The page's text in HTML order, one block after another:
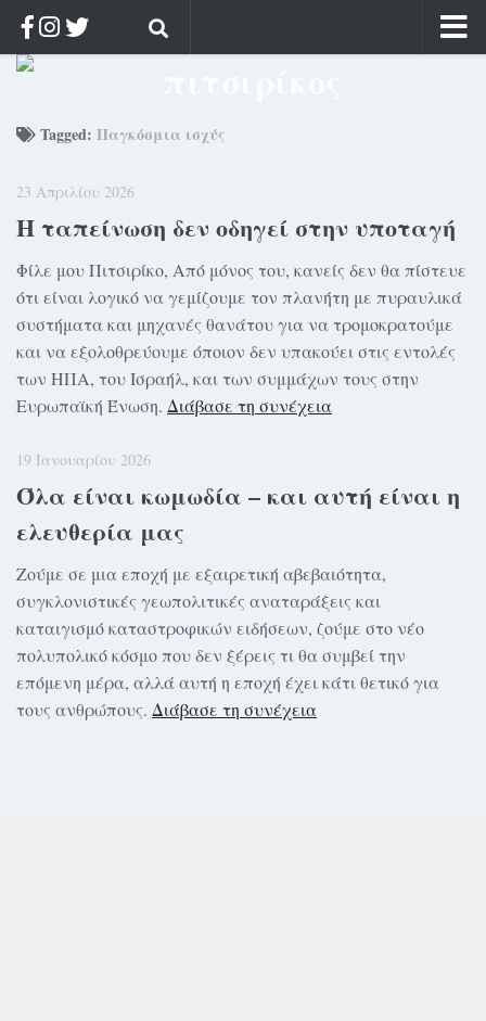
Αρχική
Κοσμαγάπητα
Ρίζα & Διάρκεια
Στοχασμοί & αποφθέγματα
Διαφήμιση
Γίνετε συνδρομητής
Μόνο για συνδρομητές
Tagged: Παγκόσμια ισχύς
23 Απριλίου 2026
Η ταπείνωση δεν οδηγεί στην υποταγή
Φίλε μου Πιτσιρίκο, Από μόνος του, κανείς δεν θα πίστευε
ότι είναι λογικό να γεμίζουμε τον πλανήτη με πυραυλικά
συστήματα και μηχανές θανάτου για να τρομοκρατούμε
και να εξολοθρεύουμε όποιον δεν υπακούει στις εντολές
των ΗΠΑ, του Ισραήλ, και των συμμάχων τους στην
Ευρωπαϊκή Ένωση. Διάβασε τη συνέχεια
19 Ιανουαρίου 2026
Όλα είναι κωμωδία – και αυτή είναι η
ελευθερία μας
Ζούμε σε μια εποχή με εξαιρετική αβεβαιότητα,
συγκλονιστικές γεωπολιτικές αναταράξεις και
καταιγισμό καταστροφικών ειδήσεων, ζούμε στο νέο
πολυπολικό κόσμο που δεν ξέρεις τι θα συμβεί την
επόμενη μέρα, αλλά αυτή η εποχή έχει κάτι θετικό για
τους ανθρώπους. Διάβασε τη συνέχεια